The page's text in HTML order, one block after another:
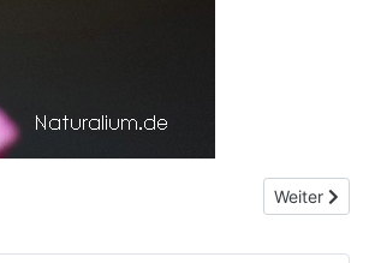
Nächster
Weiter